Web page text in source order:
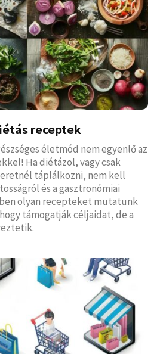
receptek
életmód nem egyenlő az
Ha diétázol, vagy csak
táplálkozni, nem kell
és a gasztronómiai
olyan recepteket mutatunk
támogatják céljaidat, de a